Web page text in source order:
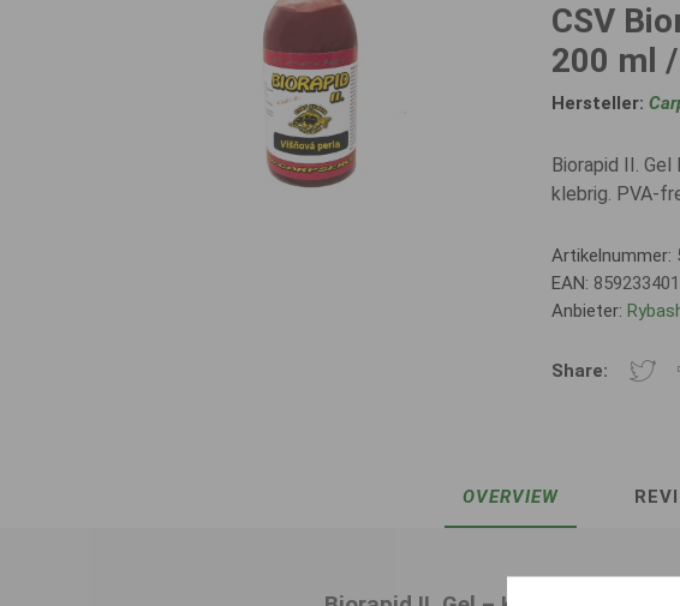
CSV
200 ml
Hersteller:
Biorapid II.
klebrig. PVA-
Artikelnummer:
EAN:
Anbieter:
Share:
OVERVIEW